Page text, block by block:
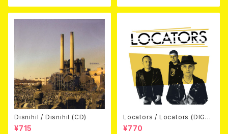
Disnihil / Disnihil (CD)
¥715
Locators / Locators (DIGPA
CK CD)
¥770